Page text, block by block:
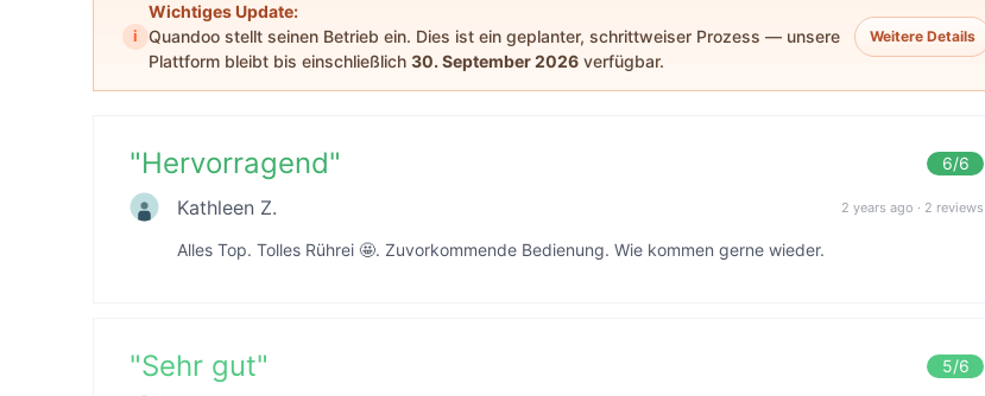
i
Wichtiges Update:
Quandoo stellt seinen Betrieb ein. Dies ist ein geplanter, schrittweiser Prozess — unsere
Plattform bleibt bis einschließlich 30. September 2026 verfügbar.
Weitere Details
"Hervorragend" 6/6
Kathleen Z. 2 years ago · 2 reviews
Alles Top. Tolles Rührei 🤩. Zuvorkommende Bedienung. Wie kommen gerne wieder.
"Sehr gut" 5/6